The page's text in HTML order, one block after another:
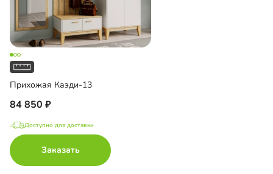
Прихожая Каэди-13
84 850
Доступно для доставки
Заказать